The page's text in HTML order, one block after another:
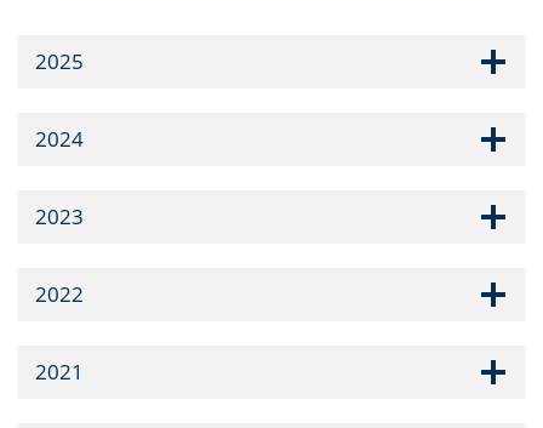
2025
2024
2023
2022
2021